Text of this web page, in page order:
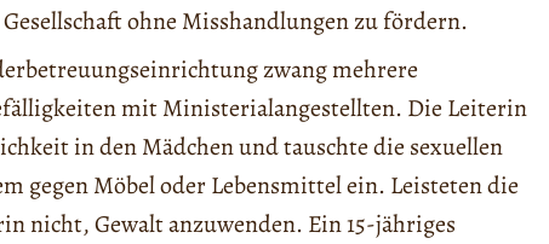
ohne Misshandlungen zu fördern.
zwang mehrere
mit Ministerialangestellten. Die Leiterin
in den Mädchen und tauschte die sexuellen
gegen Möbel oder Lebensmittel ein. Leisteten die
nicht, Gewalt anzuwenden. Ein 15-jähriges